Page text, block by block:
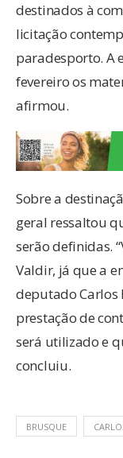
destinados à
licitação
paradesporto. A
fevereiro os
afirmou.
Sobre a
geral ressaltou
serão definidas.
Valdir, já que a
deputado
prestação de
será utilizado e
concluiu.
BRUSQUE